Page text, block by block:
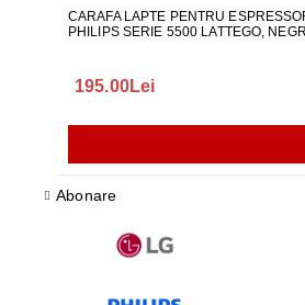
CARAFA LAPTE PENTRU
PHILIPS SERIE 5500 LATTEGO,
195.00Lei
Abonare